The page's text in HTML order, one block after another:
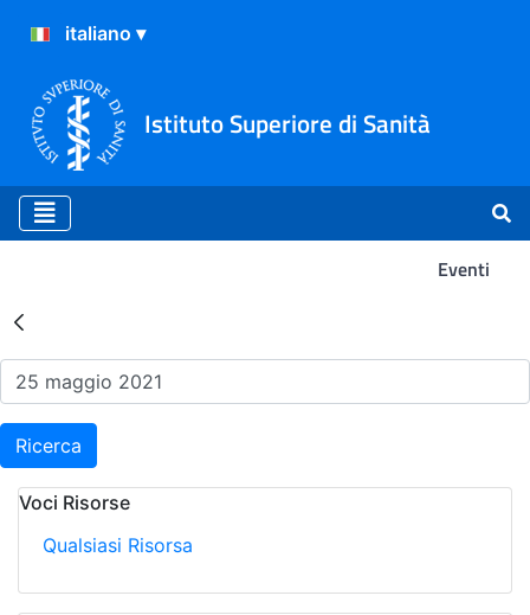
Istituto Superiore di Sanità
Eventi
Risultati della Ricerca -
Ricerca
Voci Risorse
Qualsiasi Risorsa